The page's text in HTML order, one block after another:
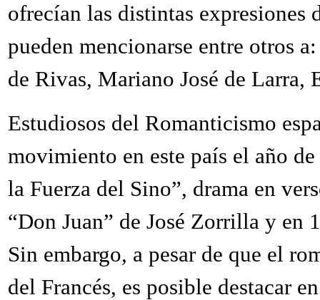
ofrecían las distintas expresiones
pueden mencionarse entre otros
de Rivas, Mariano José de Larra,
Estudiosos del Romanticismo
movimiento en este país el año
la Fuerza del Sino”, drama en
“Don Juan” de José Zorrilla y en
Sin embargo, a pesar de que el
del Francés, es posible destacar